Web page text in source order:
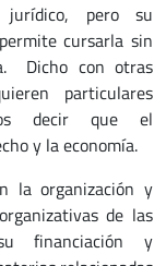
pero su
cursarla sin
Dicho con otras
particulares
decir que el
y la economía.
la organización y
de las
financiación y